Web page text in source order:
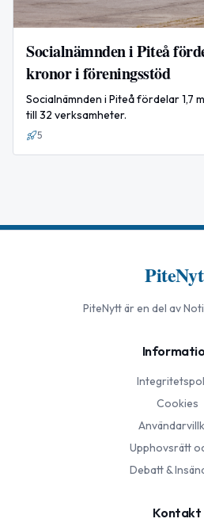
Socialnämnden i Piteå
kronor i föreningsstöd
Socialnämnden i Piteå fördelar 1,7
till 32 verksamheter.
5
PiteNyttär en del av
Cookies
Upphovsrätt
Debatt &
Kontakt